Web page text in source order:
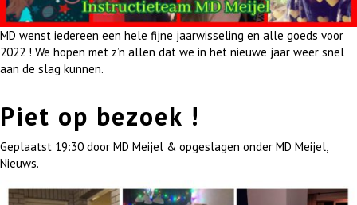
MD wenst iedereen een hele fijne jaarwisseling en alle goeds voor
2022 ! We hopen met z’n allen dat we in het nieuwe jaar weer snel
aan de slag kunnen.
Piet op bezoek !
Geplaatst 19:30 door MD Meijel & opgeslagen onder MD Meijel,
Nieuws.